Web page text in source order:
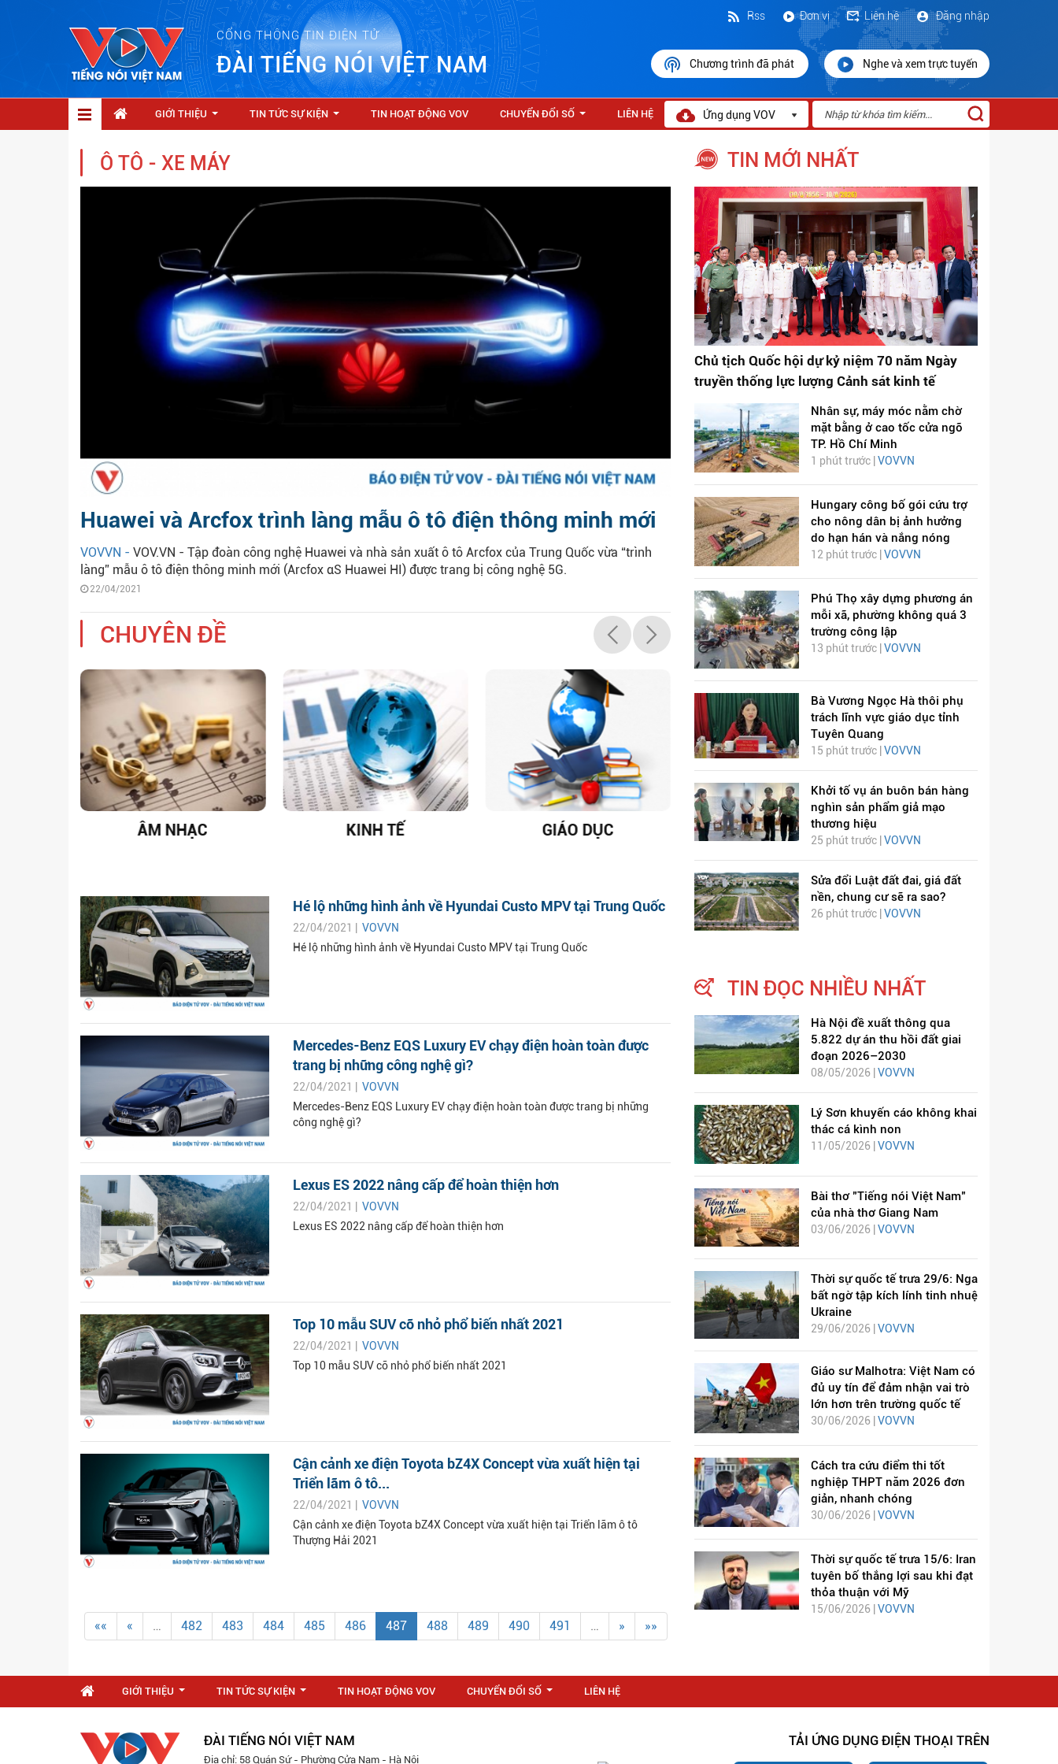
CỔNG THÔNG TIN ĐIỆN TỬ
ĐÀI TIẾNG NÓI VIỆT NAM
Đăng nhập
Liên hệ
Đơn vị
Rss
Chương trình đã phát Nghe và xem trực tuyến
GIỚI THIỆU TIN TỨC SỰ KIỆN TIN HOẠT ĐỘNG VOV CHUYỂN ĐỔI SỐ LIÊN HỆ Ứng dụng VOV
Ô TÔ - XE MÁY
Huawei và Arcfox trình làng mẫu ô tô điện thông minh mới
VOVVN - VOV.VN - Tập đoàn công nghệ Huawei và nhà sản xuất ô tô Arcfox của Trung Quốc vừa “trình
làng” mẫu ô tô điện thông minh mới (Arcfox αS Huawei HI) được trang bị công nghệ 5G.
22/04/2021
CHUYÊN ĐỀ
ÂM NHẠC KINH TẾ GIÁO DỤC
DỊCH VIÊM PHỔI COVID-
Hé lộ những hình ảnh về Hyundai Custo MPV tại Trung Quốc
22/04/2021 | VOVVN
Hé lộ những hình ảnh về Hyundai Custo MPV tại Trung Quốc
Mercedes-Benz EQS Luxury EV chạy điện hoàn toàn được
trang bị những công nghệ gì?
22/04/2021 | VOVVN
Mercedes-Benz EQS Luxury EV chạy điện hoàn toàn được trang bị những
công nghệ gì?
Lexus ES 2022 nâng cấp để hoàn thiện hơn
22/04/2021 | VOVVN
Lexus ES 2022 nâng cấp để hoàn thiện hơn
Top 10 mẫu SUV cỡ nhỏ phổ biến nhất 2021
22/04/2021 | VOVVN
Top 10 mẫu SUV cỡ nhỏ phổ biến nhất 2021
Cận cảnh xe điện Toyota bZ4X Concept vừa xuất hiện tại
Triển lãm ô tô...
22/04/2021 | VOVVN
Cận cảnh xe điện Toyota bZ4X Concept vừa xuất hiện tại Triển lãm ô tô
Thượng Hải 2021
«« « … 482 483 484 485 486 487 488 489 490 491 … » »»
TIN MỚI NHẤT
Chủ tịch Quốc hội dự kỷ niệm 70 năm Ngày
truyền thống lực lượng Cảnh sát kinh tế
Nhân sự, máy móc nằm chờ
mặt bằng ở cao tốc cửa ngõ
TP. Hồ Chí Minh
1 phút trước | VOVVN
Hungary công bố gói cứu trợ
cho nông dân bị ảnh hưởng
do hạn hán và nắng nóng
12 phút trước | VOVVN
Phú Thọ xây dựng phương án
mỗi xã, phường không quá 3
trường công lập
13 phút trước | VOVVN
Bà Vương Ngọc Hà thôi phụ
trách lĩnh vực giáo dục tỉnh
Tuyên Quang
15 phút trước | VOVVN
Khởi tố vụ án buôn bán hàng
nghìn sản phẩm giả mạo
thương hiệu
25 phút trước | VOVVN
Sửa đổi Luật đất đai, giá đất
nền, chung cư sẽ ra sao?
26 phút trước | VOVVN
TIN ĐỌC NHIỀU NHẤT
Hà Nội đề xuất thông qua
5.822 dự án thu hồi đất giai
đoạn 2026–2030
08/05/2026 | VOVVN
Lý Sơn khuyến cáo không khai
thác cá kình non
11/05/2026 | VOVVN
Bài thơ "Tiếng nói Việt Nam"
của nhà thơ Giang Nam
03/06/2026 |VOVVN
Thời sự quốc tế trưa 29/6: Nga
bất ngờ tập kích lính tinh nhuệ
Ukraine
29/06/2026 | VOVVN
Giáo sư Malhotra: Việt Nam có
đủ uy tín để đảm nhận vai trò
lớn hơn trên trường quốc tế
30/06/2026 | VOVVN
Cách tra cứu điểm thi tốt
nghiệp THPT năm 2026 đơn
giản, nhanh chóng
30/06/2026 | VOVVN
Thời sự quốc tế trưa 15/6: Iran
tuyên bố thắng lợi sau khi đạt
thỏa thuận với Mỹ
15/06/2026 | VOVVN
GIỚI THIỆU TIN TỨC SỰ KIỆN TIN HOẠT ĐỘNG VOV CHUYỂN ĐỔI SỐ LIÊN HỆ
ĐÀI TIẾNG NÓI VIỆT NAM
Địa chỉ: 58 Quán Sứ - Phường Cửa Nam - Hà Nội
TẢI ỨNG DỤNG ĐIỆN THOẠI TRÊN